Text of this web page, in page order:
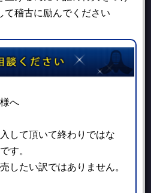
て稽古に励んでください
へ
して頂いて終わりではな
す。
したい訳ではありません。